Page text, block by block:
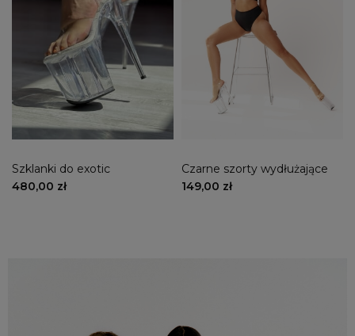
Szklanki do exotic
FLAMINGO-808 Clear
480,00 zł
Czarne szorty wydłużające
nogi So Hot BENG
149,00 zł